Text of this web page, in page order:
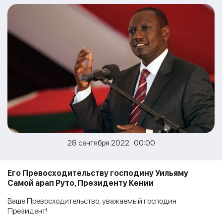
28 сентября 2022 00:00
Его Превосходительству господину Уильяму
Самой арап Руто, Президенту Кении
Ваше Превосходительство, уважаемый господин
Президент!